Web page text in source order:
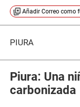
Añadir Correo como
PIURA
Piura: Una
carbonizada